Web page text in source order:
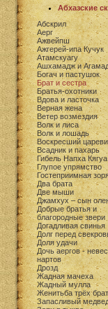
Абхазские
Абскрил
Аерг
Ажвейпш
Ажгерей-ипа Кучук
Атамскуагу
Ашхамадж и
Богач и пастушок
Брат и сестра
Братья-охотники
Вдова и ласточка
Верная жена
Ветер возмездия
Волк и лиса
Волк и лошадь
Воскресший
Всадник и пахарь
Гибель Напха Кягуа
Глупое упрямство
Гостеприимная
Два брата
Две мыши
Джамхух – сын
Добрые братья и
благородные звери
Догадливая свинья
Долг перед
Доля удачи
Дочь аергов -
нартов
Дрозд
Жадная мачеха
Жадный мулла
Женитьба трёх
Запасливый